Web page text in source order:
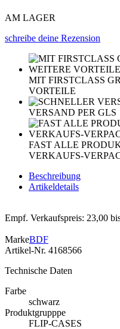
AM LAGER
schreibe deine Rezension
MIT FIRSTCLASS
VORTEILE
VERSAND PER GLS
FAST ALLE
VERKAUFS-
Beschreibung
Artikeldetails
Empf. Verkaufspreis: 23,00
MarkeBDF
Artikel-Nr. 4168566
Technische Daten
Farbe
schwarz
Produktgrupppe
FLIP-CASES